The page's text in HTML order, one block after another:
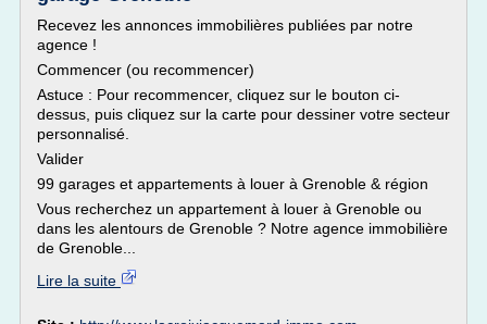
Recevez les annonces immobilières publiées par notre
agence !
Commencer (ou recommencer)
Astuce : Pour recommencer, cliquez sur le bouton ci-
dessus, puis cliquez sur la carte pour dessiner votre secteur
personnalisé.
Valider
99 garages et appartements à louer à Grenoble & région
Vous recherchez un appartement à louer à Grenoble ou
dans les alentours de Grenoble ? Notre agence immobilière
de Grenoble...
Lire la suite